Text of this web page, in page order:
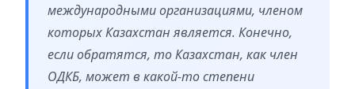
международными организациями, членом
которых Казахстан является. Конечно,
если обратятся, то Казахстан, как член
ОДКБ, может в какой-то степени